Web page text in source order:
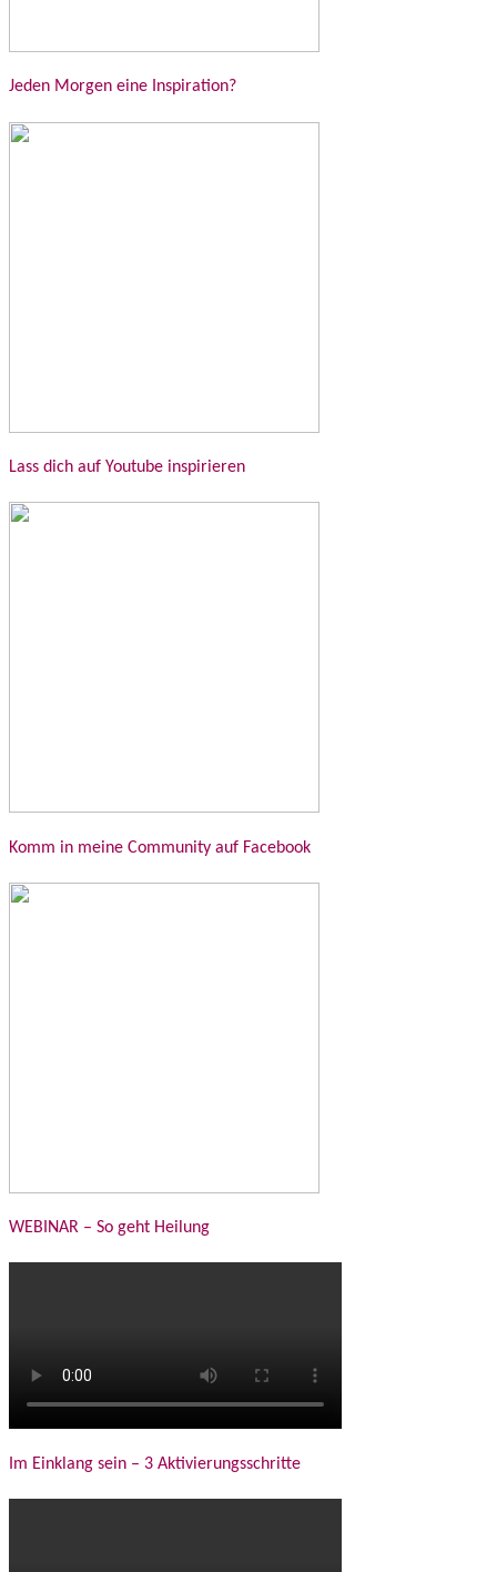
Jeden Morgen eine Inspiration?
Lass dich auf Youtube inspirieren
Komm in meine Community auf Facebook
WEBINAR – So geht Heilung
Im Einklang sein – 3 Aktivierungsschritte